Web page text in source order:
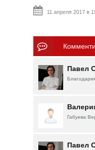
11 апреля 2017
Павел
Габуева
Павел